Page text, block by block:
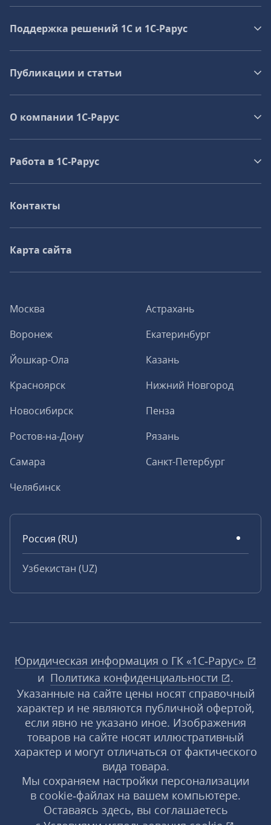
Москва
Астрахань
Воронеж
Екатеринбург
Йошкар-Ола
Казань
Красноярск
Нижний Новгород
Новосибирск
Пенза
Ростов-на-Дону
Рязань
Самара
Санкт-Петербург
Челябинск
Россия (RU)
Узбекистан (UZ)
Поддержка решений 1С и 1С‑Рарус
Публикации и статьи
О компании 1C-Рарус
Работа в 1С‑Рарус
Контакты
Карта сайта
Юридическая информация о ГК «1С‑Рарус»
и Политика конфиденциальности
.
Указанные на сайте цены носят справочный
характер и не являются публичной офертой,
если явно не указано иное. Изображения
товаров на сайте носят иллюстративный
характер и могут отличаться от фактического
вида товара.
Мы сохраняем настройки персонализации
в cookie‑файлах на вашем компьютере.
Оставаясь здесь, вы соглашаетесь